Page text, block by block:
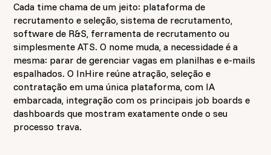
Cada time chama de um jeito: plataforma de
recrutamento e seleção, sistema de recrutamento,
software de R&S, ferramenta de recrutamento ou
simplesmente ATS. O nome muda, a necessidade é a
mesma: parar de gerenciar vagas em planilhas e e-mails
espalhados. O InHire reúne atração, seleção e
contratação em uma única plataforma, com IA
embarcada, integração com os principais job boards e
dashboards que mostram exatamente onde o seu
processo trava.